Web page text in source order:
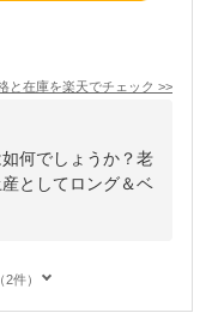
と在庫を楽天でチェック >>
何でしょうか？老
としてロング＆ベ
件）